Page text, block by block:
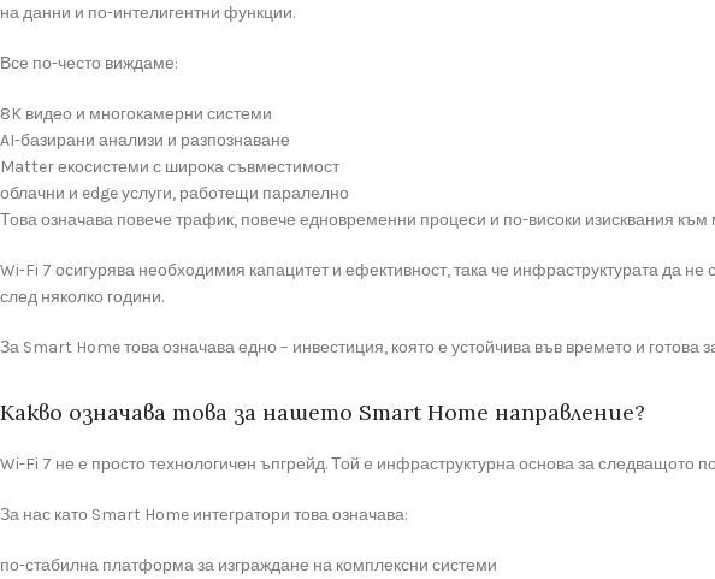
на данни и по-интелигентни функции.
Все по-често виждаме:
8K видео и многокамерни системи
AI-базирани анализи и разпознаване
Matter екосистеми с широка съвместимост
облачни и edge услуги, работещи паралелно
Това означава повече трафик, повече едновременни процеси и по-високи изисквания към
Wi-Fi 7 осигурява необходимия капацитет и ефективност, така че инфраструктурата да не
след няколко години.
За Smart Home това означава едно – инвестиция, която е устойчива във времето и готова
Какво означава това за нашето Smart Home направление?
Wi-Fi 7 не е просто технологичен ъпгрейд. Той е инфраструктурна основа за следващото
За нас като Smart Home интегратори това означава:
по-стабилна платформа за изграждане на комплексни системи